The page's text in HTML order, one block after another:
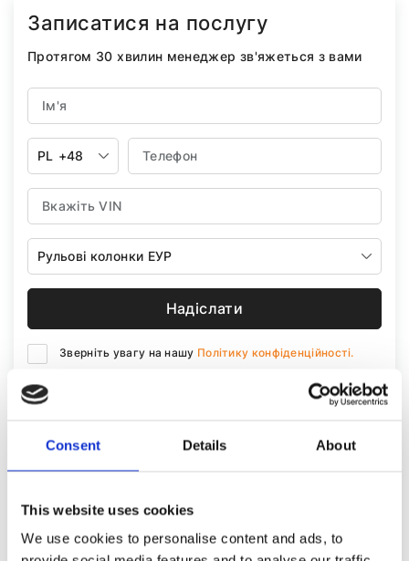
Consent Details About
This website uses cookies
We use cookies to personalise content and ads, to
Записатися на послугу
Протягом 30 хвилин менеджер зв'яжеться з вами
PL +48
Рульові колонки ЕУР
Надіслати
Зверніть увагу на нашу Політику конфіденційності.